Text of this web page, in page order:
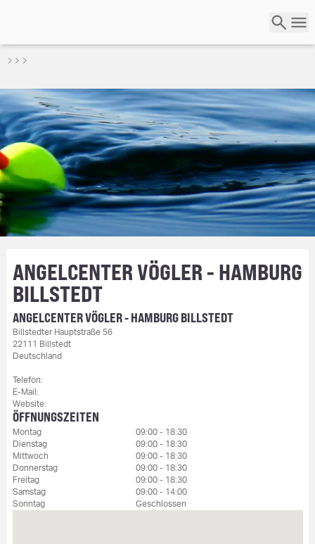
ANGELCENTER VÖGLER - HAMBURG
BILLSTEDT
ANGELCENTER VÖGLER - HAMBURG BILLSTEDT
Billstedter Hauptstraße 56
22111 Billstedt
Deutschland
Telefon:
E-Mail:
Website:
ÖFFNUNGSZEITEN
Montag
09:00 - 18:30
Dienstag
09:00 - 18:30
Mittwoch
09:00 - 18:30
Donnerstag
09:00 - 18:30
Freitag
09:00 - 18:30
Samstag
09:00 - 14:00
Sonntag
Geschlossen